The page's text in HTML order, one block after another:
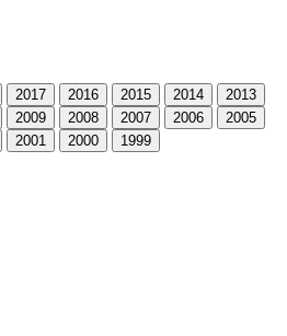
2017 2016 2015 2014
2013
2009 2008 2007 2006
2005
2001 2000 1999